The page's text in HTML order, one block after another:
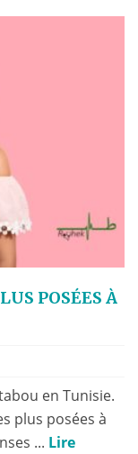
POSÉES À
en Tunisie.
plus posées à
... Lire